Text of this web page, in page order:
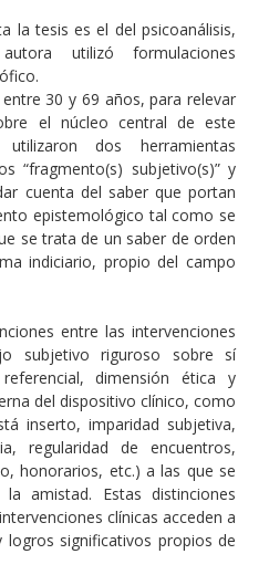
la tesis es el del psicoanálisis,
utilizó formulaciones
30 y 69 años, para relevar
el núcleo central de este
dos herramientas
“fragmento(s) subjetivo(s)” y
cuenta del saber que portan
epistemológico tal como se
se trata de un saber de orden
indiciario, propio del campo
entre las intervenciones
subjetivo riguroso sobre sí
dimensión ética y
del dispositivo clínico, como
inserto, imparidad subjetiva,
regularidad de encuentros,
honorarios, etc.) a las que se
amistad. Estas distinciones
clínicas acceden a
significativos propios de